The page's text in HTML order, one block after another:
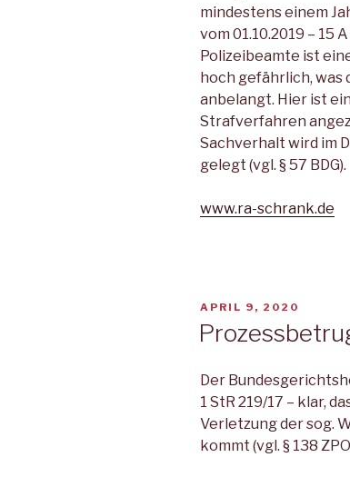
mindestens einem
vom 01.10.2019 – 15
Polizeibeamte ist
hoch gefährlich, was
anbelangt. Hier ist
Strafverfahren
Sachverhalt wird im
gelegt (vgl. § 57 BDG).
www.ra-schrank.de
VERÖFFENTLICHT
APRIL 9, 2020
Der
1 StR 219/17 – klar,
Verletzung der sog.
kommt (vgl. § 138